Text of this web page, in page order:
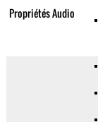
Propriétés Audio